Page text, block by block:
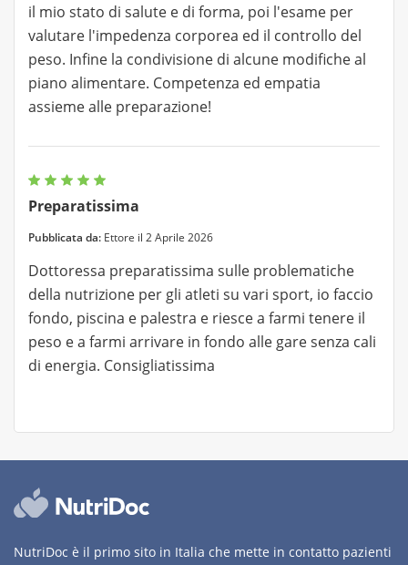
il mio stato di salute e di forma, poi l'esame per
valutare l'impedenza corporea ed il controllo del
peso. Infine la condivisione di alcune modifiche al
piano alimentare. Competenza ed empatia
assieme alle preparazione!
Preparatissima
Pubblicata da: Ettore il 2 Aprile 2026
Dottoressa preparatissima sulle problematiche
della nutrizione per gli atleti su vari sport, io faccio
fondo, piscina e palestra e riesce a farmi tenere il
peso e a farmi arrivare in fondo alle gare senza cali
di energia. Consigliatissima
NutriDoc è il primo sito in Italia che mette in contatto pazienti